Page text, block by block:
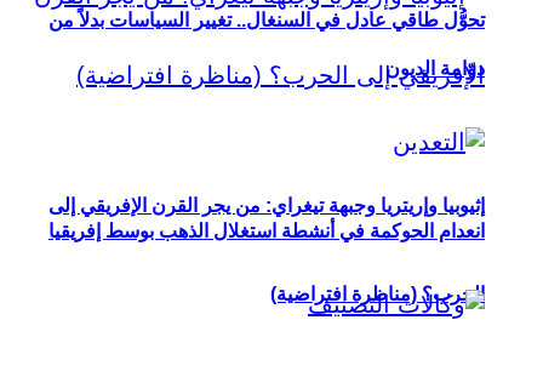
إثيوبيا وإريتريا وجبهة تيغراي: من يجر القرن الإفريقي إلى
الحرب؟ (مناظرة افتراضية)
تحوُّل طاقي عادل في السنغال.. تغيير السياسات بدلاً من
دوّامة الديون
انعدام الحوكمة في أنشطة استغلال الذهب بوسط إفريقيا